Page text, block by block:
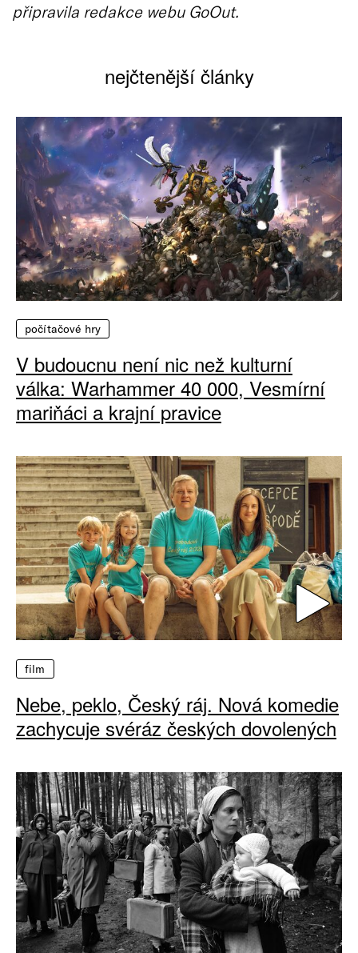
připravila redakce webu GoOut.
nejčtenější články
počítačové hry
V budoucnu není nic než kulturní
válka: Warhammer 40 000, Vesmírní
mariňáci a krajní pravice
film
Nebe, peklo, Český ráj. Nová komedie
zachycuje svéráz českých dovolených